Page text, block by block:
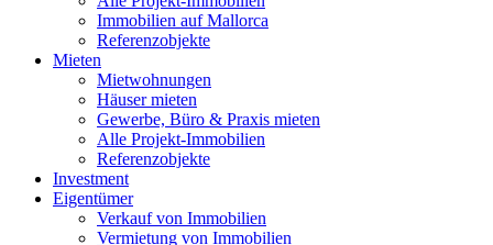
Immobilien auf Mallorca
Referenzobjekte
Mieten
Mietwohnungen
Häuser mieten
Gewerbe, Büro & Praxis mieten
Alle Projekt-Immobilien
Referenzobjekte
Investment
Eigentümer
Verkauf von Immobilien
Vermietung von Immobilien